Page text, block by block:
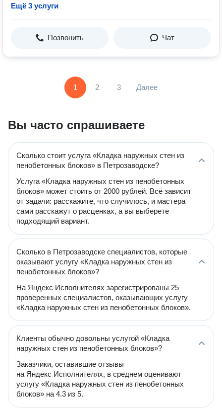
Ещё 3 услуги
Позвонить Чат
1 2 3 Далее
Вы часто спрашиваете
Сколько стоит услуга «Кладка наружных стен из
пенобетонных блоков» в Петрозаводске?
Услуга «Кладка наружных стен из пенобетонных
блоков» может стоить от 2000 рублей. Всё зависит
от задачи: расскажите, что случилось, и мастера
сами расскажут о расценках, а вы выберете
подходящий вариант.
Сколько в Петрозаводске специалистов, которые
оказывают услугу «Кладка наружных стен из
пенобетонных блоков»?
На Яндекс Исполнителях зарегистрированы 25
проверенных специалистов, оказывающих услугу
«Кладка наружных стен из пенобетонных блоков».
Клиенты обычно довольны услугой «Кладка
наружных стен из пенобетонных блоков»?
Заказчики, оставившие отзывы
на Яндекс Исполнителях, в среднем оценивают
услугу «Кладка наружных стен из пенобетонных
блоков» на 4.3 из 5.